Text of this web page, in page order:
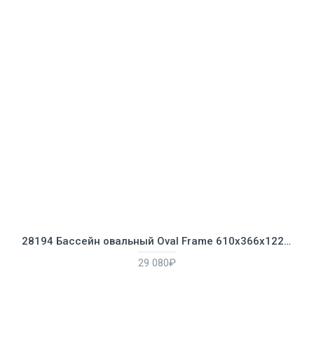
28194 Бассейн овальный Oval Frame 610х366х122см, 16628л, фильтр-насос 5678л/ч, лестница, тент, подстилка
29 080₽